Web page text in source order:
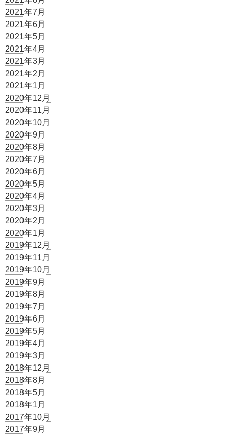
2021年7月
2021年6月
2021年5月
2021年4月
2021年3月
2021年2月
2021年1月
2020年12月
2020年11月
2020年10月
2020年9月
2020年8月
2020年7月
2020年6月
2020年5月
2020年4月
2020年3月
2020年2月
2020年1月
2019年12月
2019年11月
2019年10月
2019年9月
2019年8月
2019年7月
2019年6月
2019年5月
2019年4月
2019年3月
2018年12月
2018年8月
2018年5月
2018年1月
2017年10月
2017年9月